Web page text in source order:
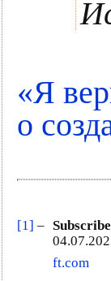
«Я
о
[1] –
ft.com